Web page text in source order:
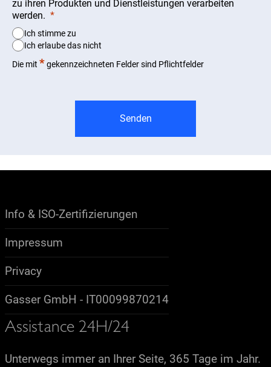
zu ihren Produkten und Dienstleistungen verarbeiten
werden.
Ich stimme zu
Ich erlaube das nicht
Die mit *gekennzeichneten Felder sind Pflichtfelder
Senden
Info & ISO-Zertifizierungen
Impressum
Privacy
Gasser GmbH - IT00099870214
Assistance 24H/24
Unterwegs immer an Ihrer Seite, 365 Tage im Jahr.